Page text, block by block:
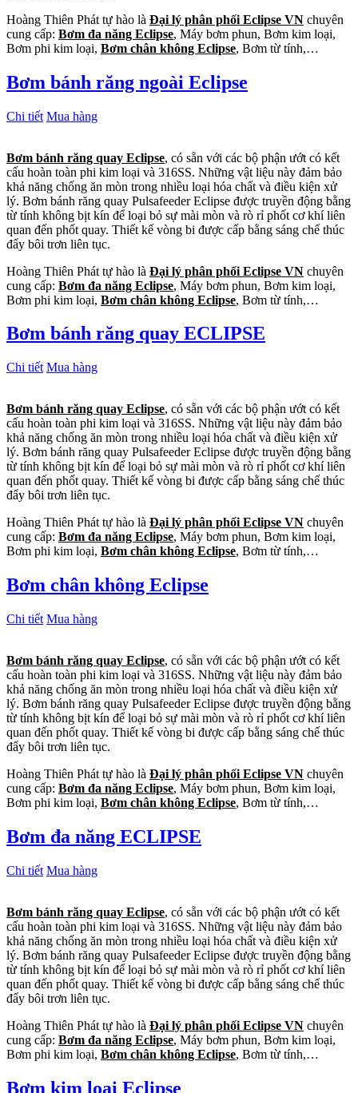
Hoàng Thiên Phát tự hào là Đại lý phân phối Eclipse VN chuyên
cung cấp: Bơm đa năng Eclipse, Máy bơm phun, Bơm kim loại,
Bơm phi kim loại, Bơm chân không Eclipse, Bơm từ tính,…
Bơm bánh răng ngoài Eclipse
Chi tiết Mua hàng
Bơm bánh răng quay Eclipse, có sẵn với các bộ phận ướt có kết
cấu hoàn toàn phi kim loại và 316SS. Những vật liệu này đảm bảo
khả năng chống ăn mòn trong nhiều loại hóa chất và điều kiện xử
lý. Bơm bánh răng quay Pulsafeeder Eclipse được truyền động bằng
từ tính không bịt kín để loại bỏ sự mài mòn và rò rỉ phốt cơ khí liên
quan đến phốt quay. Thiết kế vòng bi được cấp bằng sáng chế thúc
đẩy bôi trơn liên tục.
Hoàng Thiên Phát tự hào là Đại lý phân phối Eclipse VN chuyên
cung cấp: Bơm đa năng Eclipse, Máy bơm phun, Bơm kim loại,
Bơm phi kim loại, Bơm chân không Eclipse, Bơm từ tính,…
Bơm bánh răng quay ECLIPSE
Chi tiết Mua hàng
Bơm bánh răng quay Eclipse, có sẵn với các bộ phận ướt có kết
cấu hoàn toàn phi kim loại và 316SS. Những vật liệu này đảm bảo
khả năng chống ăn mòn trong nhiều loại hóa chất và điều kiện xử
lý. Bơm bánh răng quay Pulsafeeder Eclipse được truyền động bằng
từ tính không bịt kín để loại bỏ sự mài mòn và rò rỉ phốt cơ khí liên
quan đến phốt quay. Thiết kế vòng bi được cấp bằng sáng chế thúc
đẩy bôi trơn liên tục.
Hoàng Thiên Phát tự hào là Đại lý phân phối Eclipse VN chuyên
cung cấp: Bơm đa năng Eclipse, Máy bơm phun, Bơm kim loại,
Bơm phi kim loại, Bơm chân không Eclipse, Bơm từ tính,…
Bơm chân không Eclipse
Chi tiết Mua hàng
Bơm bánh răng quay Eclipse, có sẵn với các bộ phận ướt có kết
cấu hoàn toàn phi kim loại và 316SS. Những vật liệu này đảm bảo
khả năng chống ăn mòn trong nhiều loại hóa chất và điều kiện xử
lý. Bơm bánh răng quay Pulsafeeder Eclipse được truyền động bằng
từ tính không bịt kín để loại bỏ sự mài mòn và rò rỉ phốt cơ khí liên
quan đến phốt quay. Thiết kế vòng bi được cấp bằng sáng chế thúc
đẩy bôi trơn liên tục.
Hoàng Thiên Phát tự hào là Đại lý phân phối Eclipse VN chuyên
cung cấp: Bơm đa năng Eclipse, Máy bơm phun, Bơm kim loại,
Bơm phi kim loại, Bơm chân không Eclipse, Bơm từ tính,…
Bơm đa năng ECLIPSE
Chi tiết Mua hàng
Bơm bánh răng quay Eclipse, có sẵn với các bộ phận ướt có kết
cấu hoàn toàn phi kim loại và 316SS. Những vật liệu này đảm bảo
khả năng chống ăn mòn trong nhiều loại hóa chất và điều kiện xử
lý. Bơm bánh răng quay Pulsafeeder Eclipse được truyền động bằng
từ tính không bịt kín để loại bỏ sự mài mòn và rò rỉ phốt cơ khí liên
quan đến phốt quay. Thiết kế vòng bi được cấp bằng sáng chế thúc
đẩy bôi trơn liên tục.
Hoàng Thiên Phát tự hào là Đại lý phân phối Eclipse VN chuyên
cung cấp: Bơm đa năng Eclipse, Máy bơm phun, Bơm kim loại,
Bơm phi kim loại, Bơm chân không Eclipse, Bơm từ tính,…
Bơm kim loại Eclipse